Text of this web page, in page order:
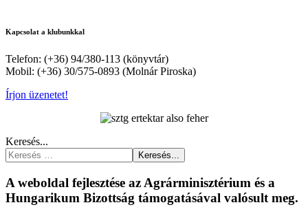
Kapcsolat a klubunkkal
Telefon: (+36) 94/380-113 (könyvtár)
Mobil: (+36) 30/575-0893 (Molnár Piroska)
Írjon üzenetet!
Keresés...
Keresés...
A weboldal fejlesztése az Agrárminisztérium és a
Hungarikum Bizottság támogatásával valósult meg.